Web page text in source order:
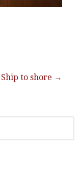
Ship to shore →